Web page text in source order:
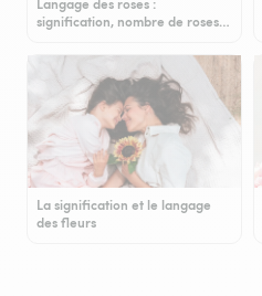
Langage des roses :
signification, nombre de roses…
La signification et le langage
des fleurs